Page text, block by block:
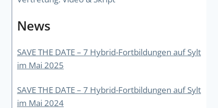
News
SAVE THE DATE – 7 Hybrid-Fortbildungen auf Sylt
im Mai 2025
SAVE THE DATE – 7 Hybrid-Fortbildungen auf Sylt
im Mai 2024